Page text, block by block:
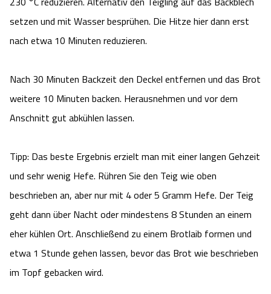
setzen und mit Wasser besprühen. Die Hitze hier dann erst
nach etwa 10 Minuten reduzieren.
Nach 30 Minuten Backzeit den Deckel entfernen und das Brot
weitere 10 Minuten backen. Herausnehmen und vor dem
Anschnitt gut abkühlen lassen.
Tipp: Das beste Ergebnis erzielt man mit einer langen Gehzeit
und sehr wenig Hefe. Rühren Sie den Teig wie oben
beschrieben an, aber nur mit 4 oder 5 Gramm Hefe. Der Teig
geht dann über Nacht oder mindestens 8 Stunden an einem
eher kühlen Ort. Anschließend zu einem Brotlaib formen und
etwa 1 Stunde gehen lassen, bevor das Brot wie beschrieben
im Topf gebacken wird.